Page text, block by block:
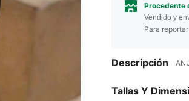
Procedente
Vendido y
Para
Descripción
Tallas Y